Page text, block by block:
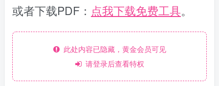
或者下载PDF： 点我下载免费工具。
此处内容已隐藏，黄金会员可见
请登录后查看特权